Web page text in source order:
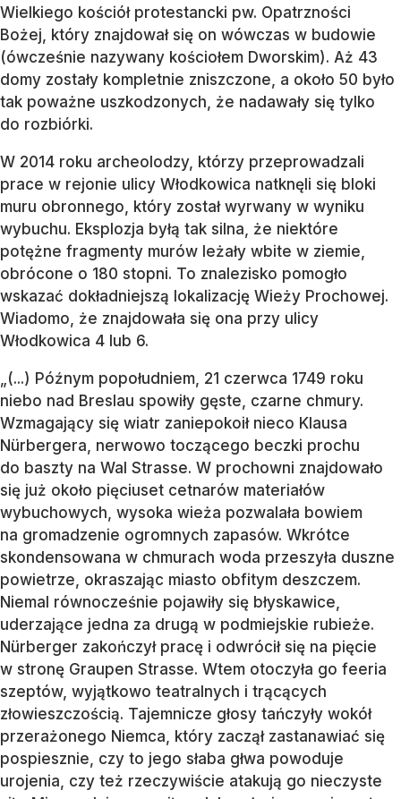
Wielkiego kościół protestancki pw. Opatrzności
Bożej, który znajdował się on wówczas w budowie
(ówcześnie nazywany kościołem Dworskim). Aż 43
domy zostały kompletnie zniszczone, a około 50 było
tak poważne uszkodzonych, że nadawały się tylko
do rozbiórki.
W 2014 roku archeolodzy, którzy przeprowadzali
prace w rejonie ulicy Włodkowica natknęli się bloki
muru obronnego, który został wyrwany w wyniku
wybuchu. Eksplozja byłą tak silna, że niektóre
potężne fragmenty murów leżały wbite w ziemie,
obrócone o 180 stopni. To znalezisko pomogło
wskazać dokładniejszą lokalizację Wieży Prochowej.
Wiadomo, że znajdowała się ona przy ulicy
Włodkowica 4 lub 6.
„(...) Późnym popołudniem, 21 czerwca 1749 roku
niebo nad Breslau spowiły gęste, czarne chmury.
Wzmagający się wiatr zaniepokoił nieco Klausa
Nürbergera, nerwowo toczącego beczki prochu
do baszty na Wal Strasse. W prochowni znajdowało
się już około pięciuset cetnarów materiałów
wybuchowych, wysoka wieża pozwalała bowiem
na gromadzenie ogromnych zapasów. Wkrótce
skondensowana w chmurach woda przeszyła duszne
powietrze, okraszając miasto obfitym deszczem.
Niemal równocześnie pojawiły się błyskawice,
uderzające jedna za drugą w podmiejskie rubieże.
Nürberger zakończył pracę i odwrócił się na pięcie
w stronę Graupen Strasse. Wtem otoczyła go feeria
szeptów, wyjątkowo teatralnych i trącących
złowieszczością. Tajemnicze głosy tańczyły wokół
przerażonego Niemca, który zaczął zastanawiać się
pospiesznie, czy to jego słaba gł­wa powoduje
urojenia, czy też rzeczywiście atakują go nieczyste